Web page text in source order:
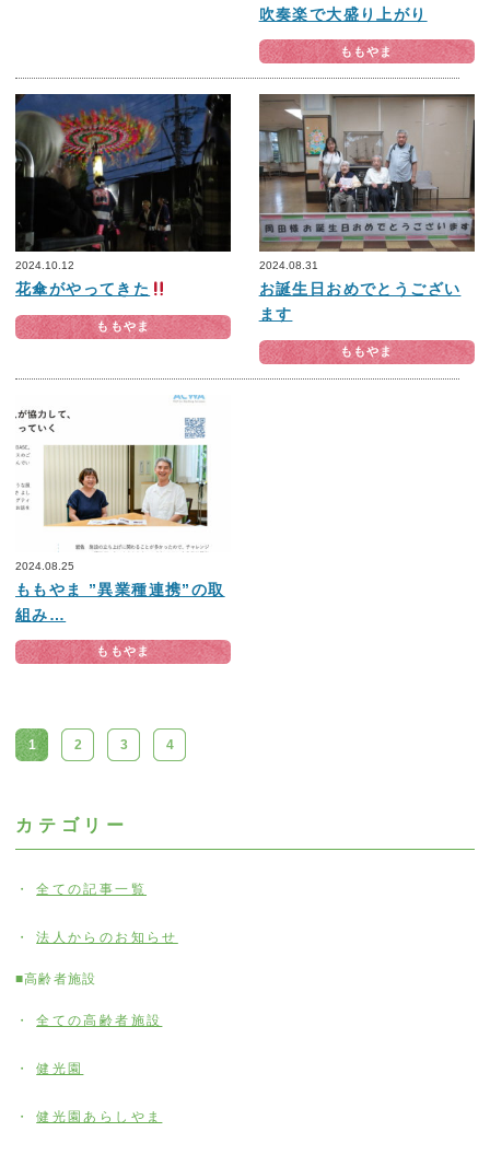
吹奏楽で大盛り上がり
ももやま
2024.10.12
花傘がやってきた
ももやま
2024.08.31
お誕生日おめでとうござい
ます
ももやま
2024.08.25
ももやま ”異業種連携”の取
組み…
ももやま
1 2 3 4
カテゴリー
全ての記事一覧
法人からのお知らせ
■高齢者施設
全ての高齢者施設
健光園
健光園あらしやま